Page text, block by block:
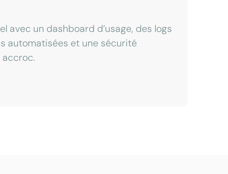
avec un dashboard d’usage, des logs
automatisées et une sécurité